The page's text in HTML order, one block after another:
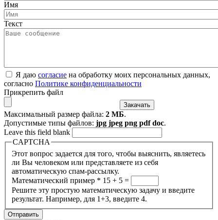
Имя
Текст
Я даю согласие на обработку моих персональных данных,
согласно Политике конфиденциальности
Прикрепить файл
Максимальный размер файла: 2 МБ.
Допустимые типы файлов: jpg jpeg png pdf doc.
Leave this field blank
CAPTCHA
Этот вопрос задается для того, чтобы выяснить, являетесь
ли Вы человеком или представляете из себя
автоматическую спам-рассылку.
Математический пример * 15 + 5 =
Решите эту простую математическую задачу и введите
результат. Например, для 1+3, введите 4.